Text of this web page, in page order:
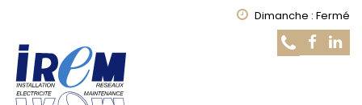
Dimanche : Fermé